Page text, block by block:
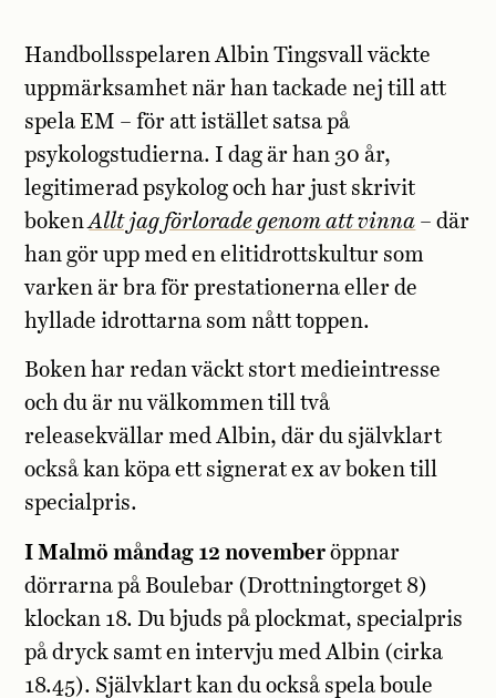
Handbollsspelaren Albin Tingsvall väckte
uppmärksamhet när han tackade nej till att
spela EM – för att istället satsa på
psykologstudierna. I dag är han 30 år,
legitimerad psykolog och har just skrivit
bokenAllt jag förlorade genom att vinna – där
han gör upp med en elitidrottskultur som
varken är bra för prestationerna eller de
hyllade idrottarna som nått toppen.
Boken har redan väckt stort medieintresse
och du är nu välkommen till två
releasekvällar med Albin, där du självklart
också kan köpa ett signerat ex av boken till
specialpris.
I Malmö måndag 12 november öppnar
dörrarna på Boulebar (Drottningtorget 8)
klockan 18. Du bjuds på plockmat, specialpris
på dryck samt en intervju med Albin (cirka
18.45). Självklart kan du också spela boule